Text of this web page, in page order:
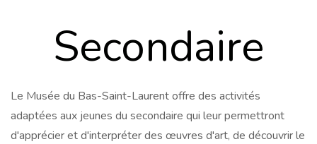
Secondaire
Le Musée du Bas-Saint-Laurent offre des activités
adaptées aux jeunes du secondaire qui leur permettront
d'apprécier et d'interpréter des œuvres d'art, de découvrir le